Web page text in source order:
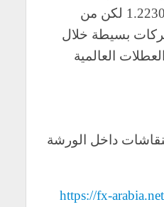
لاستهداف مستويات 1.2230 لكن من
بسيطة خلال
العالمية
داخل الورشة
https://fx-